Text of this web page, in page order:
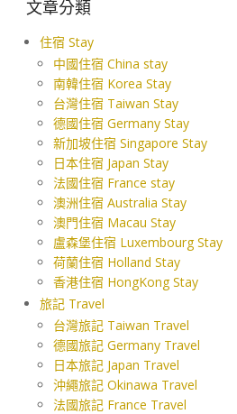
文章分類
住宿 Stay
中國住宿 China stay
南韓住宿 Korea Stay
台灣住宿 Taiwan Stay
德國住宿 Germany Stay
新加坡住宿 Singapore Stay
日本住宿 Japan Stay
法國住宿 France stay
澳洲住宿 Australia Stay
澳門住宿 Macau Stay
盧森堡住宿 Luxembourg Stay
荷蘭住宿 Holland Stay
香港住宿 HongKong Stay
旅記 Travel
台灣旅記 Taiwan Travel
德國旅記 Germany Travel
日本旅記 Japan Travel
沖繩旅記 Okinawa Travel
法國旅記 France Travel